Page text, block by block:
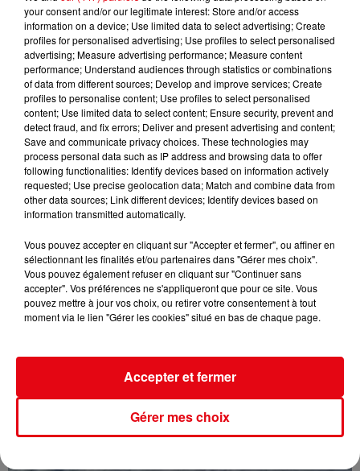
Piqûre de méduse : les bons gestes à adopter et les erreurs à
éviter
your consent and/or our legitimate interest: Store and/or access
information on a device; Use limited data to select advertising; Create
profiles for personalised advertising; Use profiles to select personalised
advertising; Measure advertising performance; Measure content
performance; Understand audiences through statistics or combinations
of data from different sources; Develop and improve services; Create
profiles to personalise content; Use profiles to select personalised
content; Use limited data to select content; Ensure security, prevent and
detect fraud, and fix errors; Deliver and present advertising and content;
Save and communicate privacy choices. These technologies may
process personal data such as IP address and browsing data to offer
following functionalities: Identify devices based on information actively
requested; Use precise geolocation data; Match and combine data from
other data sources; Link different devices; Identify devices based on
information transmitted automatically.
Vous pouvez accepter en cliquant sur "Accepter et fermer", ou affiner en
sélectionnant les finalités et/ou partenaires dans "Gérer mes choix".
Vous pouvez également refuser en cliquant sur "Continuer sans
accepter". Vos préférences ne s'appliqueront que pour ce site. Vous
pouvez mettre à jour vos choix, ou retirer votre consentement à tout
moment via le lien "Gérer les cookies" situé en bas de chaque page.
Gérer mes choix
Accepter et fermer